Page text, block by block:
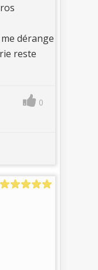
dérange
reste
0